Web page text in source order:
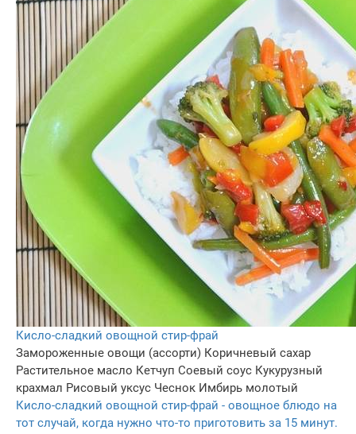
Кисло-сладкий овощной стир-фрай
Замороженные овощи (ассорти) Коричневый сахар
Растительное масло Кетчуп Соевый соус Кукурузный
крахмал Рисовый уксус Чеснок Имбирь молотый
Кисло-сладкий овощной стир-фрай - овощное блюдо на
тот случай, когда нужно что-то приготовить за 15 минут.